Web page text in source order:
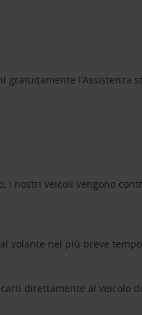
l’Assistenza
i nostri veicoli vengono
volante nel più breve
direttamente al veicolo